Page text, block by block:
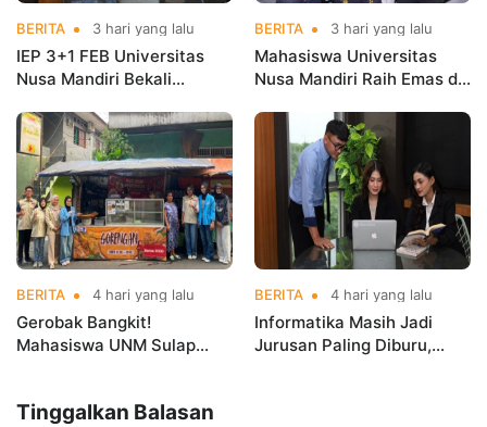
BERITA 3 hari yang lalu
IEP 3+1 FEB Universitas
Nusa Mandiri Bekali
Kerja Sebelum Lulus
BERITA 3 hari yang lalu
Mahasiswa Universitas
Nusa Mandiri Raih Emas di
Indonesia Open
Championships 2026
BERITA 4 hari yang lalu
Gerobak Bangkit!
Mahasiswa UNM Sulap
BERITA 4 hari yang lalu
Informatika Masih Jadi
Jurusan Paling Diburu,
Tinggalkan Balasan